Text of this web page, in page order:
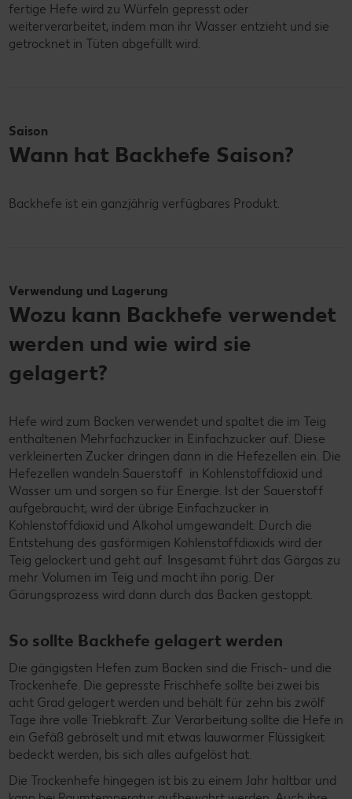
fertige Hefe wird zu Würfeln gepresst oder
weiterverarbeitet, indem man ihr Wasser entzieht und sie
getrocknet in Tüten abgefüllt wird.
Saison
Wann hat Backhefe Saison?
Backhefe ist ein ganzjährig verfügbares Produkt.
Verwendung und Lagerung
Wozu kann Backhefe verwendet
werden und wie wird sie
gelagert?
Hefe wird zum Backen verwendet und spaltet die im Teig
enthaltenen Mehrfachzucker in Einfachzucker auf. Diese
verkleinerten Zucker dringen dann in die Hefezellen ein. Die
Hefezellen wandeln Sauerstoff in Kohlenstoffdioxid und
Wasser um und sorgen so für Energie. Ist der Sauerstoff
aufgebraucht, wird der übrige Einfachzucker in
Kohlenstoffdioxid und Alkohol umgewandelt. Durch die
Entstehung des gasförmigen Kohlenstoffdioxids wird der
Teig gelockert und geht auf. Insgesamt führt das Gärgas zu
mehr Volumen im Teig und macht ihn porig. Der
Gärungsprozess wird dann durch das Backen gestoppt.
So sollte Backhefe gelagert werden
Die gängigsten Hefen zum Backen sind die Frisch- und die
Trockenhefe. Die gepresste Frischhefe sollte bei zwei bis
acht Grad gelagert werden und behält für zehn bis zwölf
Tage ihre volle Triebkraft. Zur Verarbeitung sollte die Hefe in
ein Gefäß gebröselt und mit etwas lauwarmer Flüssigkeit
bedeckt werden, bis sich alles aufgelöst hat.
Die Trockenhefe hingegen ist bis zu einem Jahr haltbar und